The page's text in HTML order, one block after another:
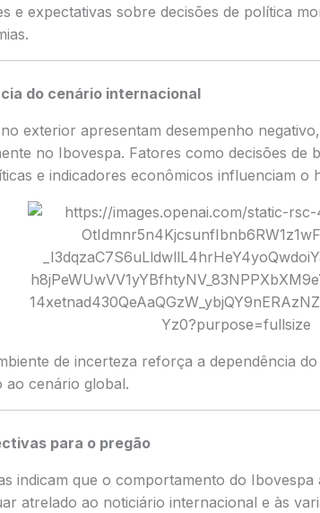
e expectativas sobre decisões de política
do cenário internacional
exterior apresentam desempenho
no Ibovespa. Fatores como decisões de
e indicadores econômicos influenciam o
de incerteza reforça a dependência
ao cenário global.
para o pregão
indicam que o comportamento do Ibovespa
atrelado ao noticiário internacional e às